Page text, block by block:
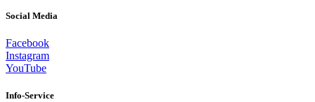
Social Media
Facebook
Instagram
YouTube
Info-Service